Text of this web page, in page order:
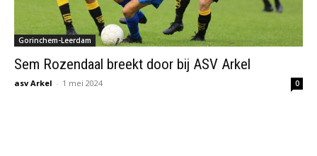
Gorinchem-Leerdam
Sem Rozendaal breekt door bij ASV Arkel
asv Arkel - 1 mei 2024 0